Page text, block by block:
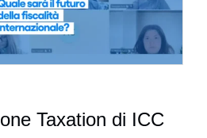
Taxation di ICC